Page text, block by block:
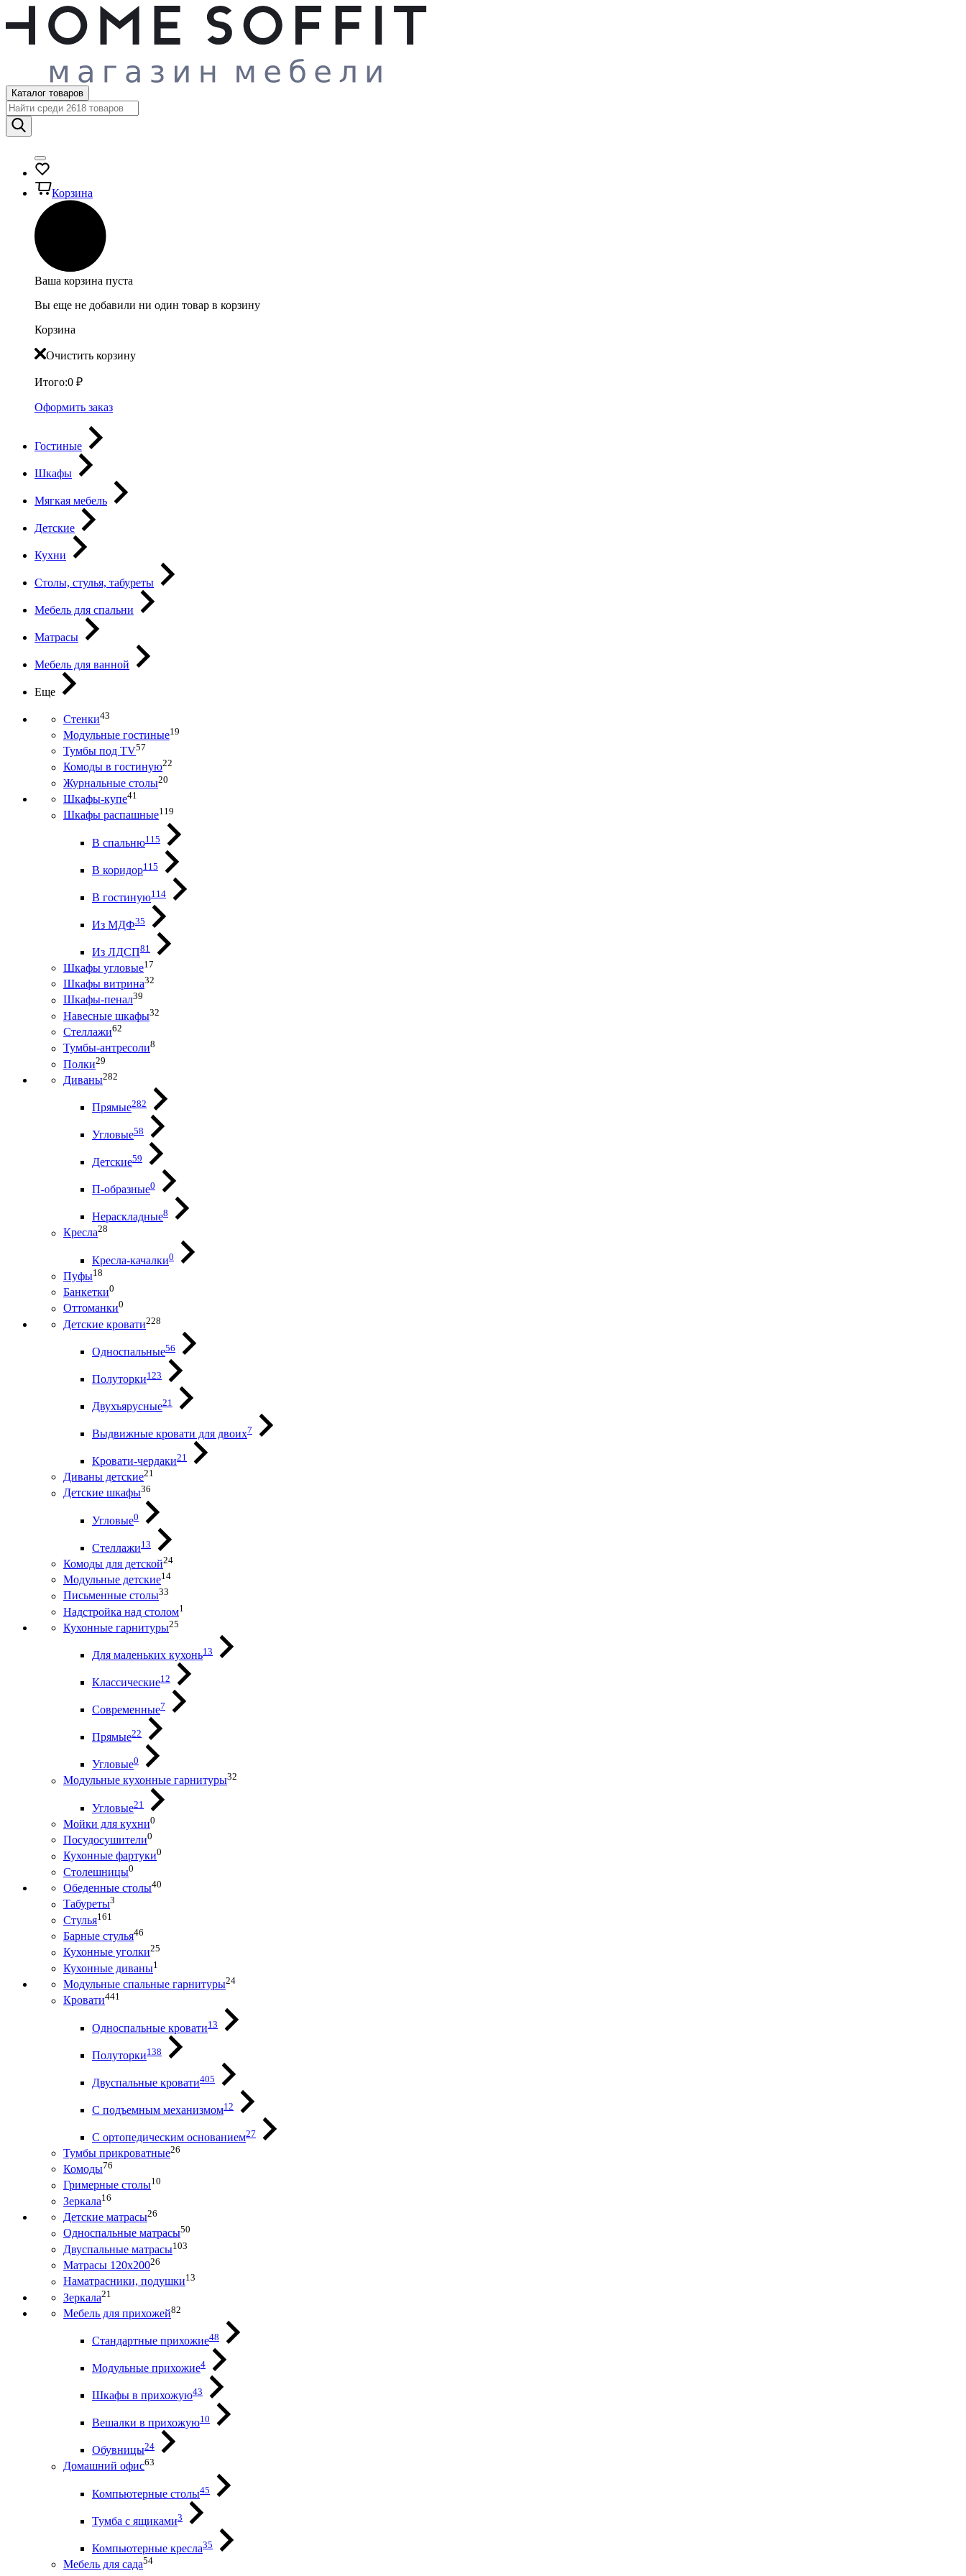
Каталог товаров
Корзина
Ваша корзина пуста
Вы еще не добавили ни один товар в корзину
Корзина
Очистить корзину
Итого:0 ₽
Оформить заказ
Гостиные
Шкафы
Мягкая мебель
Детские
Кухни
Столы, стулья, табуреты
Мебель для спальни
Матрасы
Мебель для ванной
Еще
Стенки43
Модульные гостиные19
Тумбы под ТV57
Комоды в гостиную22
Журнальные столы20
Шкафы-купе41
Шкафы распашные119
В спальню115
В коридор115
В гостиную114
Из МДФ35
Из ЛДСП81
Шкафы угловые17
Шкафы витрина32
Шкафы-пенал39
Навесные шкафы32
Стеллажи62
Тумбы-антресоли8
Полки29
Диваны282
Прямые282
Угловые58
Детские59
П-образные0
Нераскладные8
Кресла28
Кресла-качалки0
Пуфы18
Банкетки0
Оттоманки0
Детские кровати228
Односпальные56
Полуторки123
Двухъярусные21
Выдвижные кровати для двоих7
Кровати-чердаки21
Диваны детские21
Детские шкафы36
Угловые0
Стеллажи13
Комоды для детской24
Модульные детские14
Письменные столы33
Надстройка над столом1
Кухонные гарнитуры25
Для маленьких кухонь13
Классические12
Современные7
Прямые22
Угловые0
Модульные кухонные гарнитуры32
Угловые21
Мойки для кухни0
Посудосушители0
Кухонные фартуки0
Столешницы0
Обеденные столы40
Табуреты3
Стулья161
Барные стулья46
Кухонные уголки25
Кухонные диваны1
Модульные спальные гарнитуры24
Кровати441
Односпальные кровати13
Полуторки138
Двуспальные кровати405
С подъемным механизмом12
С ортопедическим основанием27
Тумбы прикроватные26
Комоды76
Гримерные столы10
Зеркала16
Детские матрасы26
Односпальные матрасы50
Двуспальные матрасы103
Матрасы 120х20026
Наматрасники, подушки13
Зеркала21
Мебель для прихожей82
Стандартные прихожие48
Модульные прихожие4
Шкафы в прихожую43
Вешалки в прихожую10
Обувницы24
Домашний офис63
Компьютерные столы45
Тумба с ящиками3
Компьютерные кресла35
Мебель для сада54